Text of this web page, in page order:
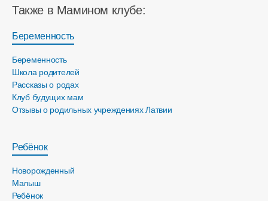
Также в Мамином клубе:
Беременность
Беременность
Школа родителей
Рассказы о родах
Клуб будущих мам
Отзывы о родильных учреждениях Латвии
Ребёнок
Новорожденный
Малыш
Ребёнок